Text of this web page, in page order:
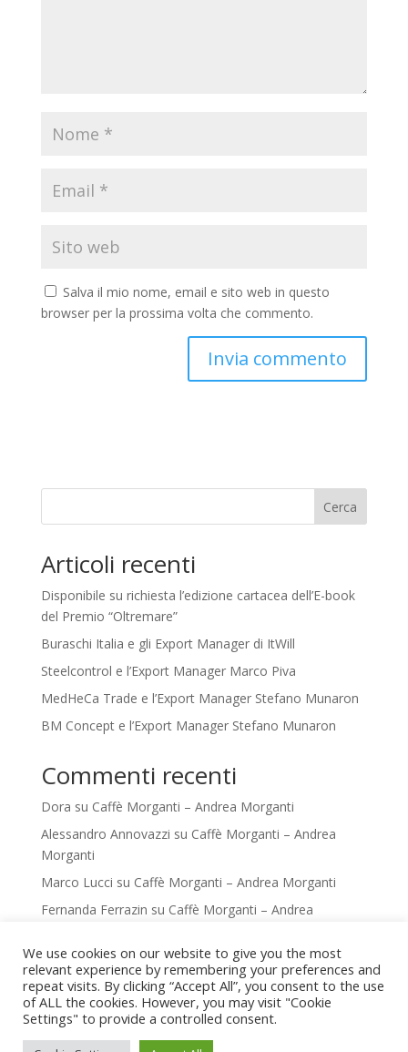
Salva il mio nome, email e sito web in questo
browser per la prossima volta che commento.
Cerca
Articoli recenti
Disponibile su richiesta l’edizione cartacea dell’E-book
del Premio “Oltremare”
Buraschi Italia e gli Export Manager di ItWill
Steelcontrol e l’Export Manager Marco Piva
MedHeCa Trade e l’Export Manager Stefano Munaron
BM Concept e l’Export Manager Stefano Munaron
Commenti recenti
Dora su Caffè Morganti – Andrea Morganti
Alessandro Annovazzi su Caffè Morganti – Andrea
Morganti
Marco Lucci su Caffè Morganti – Andrea Morganti
Fernanda Ferrazin su Caffè Morganti – Andrea
Fernanda FerrazinsuCaffè Morganti – Andrea
Morganti
We use cookies on our website to give you the most
relevant experience by remembering your preferences and
repeat visits. By clicking “Accept All”, you consent to the use
of ALL the cookies. However, you may visit "Cookie
Settings" to provide a controlled consent.